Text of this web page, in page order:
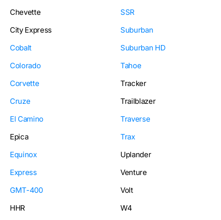
Chevette
City Express
Cobalt
Colorado
Corvette
Cruze
El Camino
Epica
Equinox
Express
GMT-400
HHR
SSR
Suburban
Suburban HD
Tahoe
Tracker
Trailblazer
Traverse
Trax
Uplander
Venture
Volt
W4